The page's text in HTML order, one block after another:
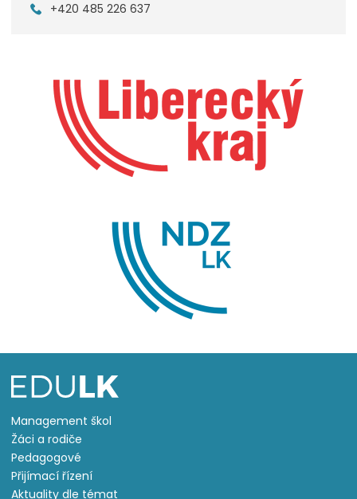
+420 485 226 637
Management škol
Žáci a rodiče
Pedagogové
Přijímací řízení
Aktuality dle témat